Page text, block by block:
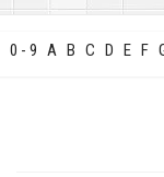
0 - 9 A B C D E F